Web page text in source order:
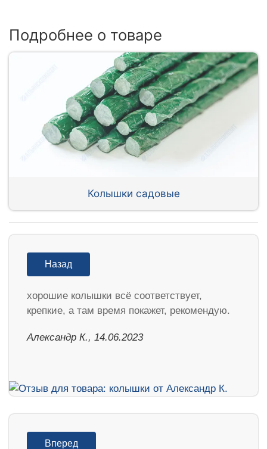
Подробнее о товаре
Колышки садовые
Назад
хорошие колышки всё соответствует,
крепкие, а там время покажет, рекомендую.
Александр К., 14.06.2023
Вперед